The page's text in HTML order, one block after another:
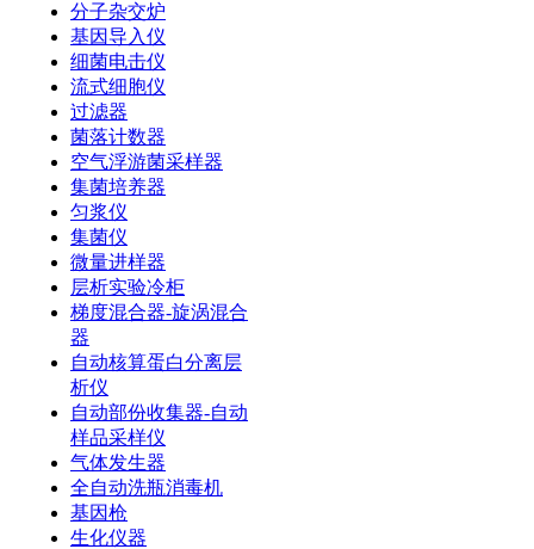
分子杂交炉
基因导入仪
细菌电击仪
流式细胞仪
过滤器
菌落计数器
空气浮游菌采样器
集菌培养器
匀浆仪
集菌仪
微量进样器
层析实验冷柜
梯度混合器-旋涡混合
器
自动核算蛋白分离层
析仪
自动部份收集器-自动
样品采样仪
气体发生器
全自动洗瓶消毒机
基因枪
生化仪器